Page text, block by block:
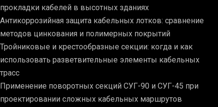
прокладки кабелей в высотных зданиях
Антикоррозийная защита кабельных лотков: сравнение
методов цинкования и полимерных покрытий
Тройниковые и крестообразные секции: когда и как
использовать разветвительные элементы кабельных
трасс
Применение поворотных секций СУГ-90 и СУГ-45 при
проектировании сложных кабельных маршрутов